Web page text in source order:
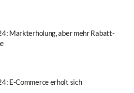
Markterholung, aber mehr Rabatt-
E-Commerce erholt sich